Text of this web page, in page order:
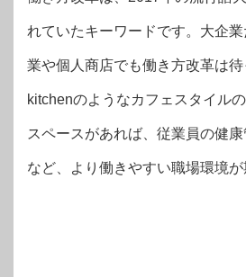
れていたキーワードです。大企
業や個人商店でも働き方改革は
kitchenのようなカフェスタイル
スペースがあれば、従業員の健
など、より働きやすい職場環境が